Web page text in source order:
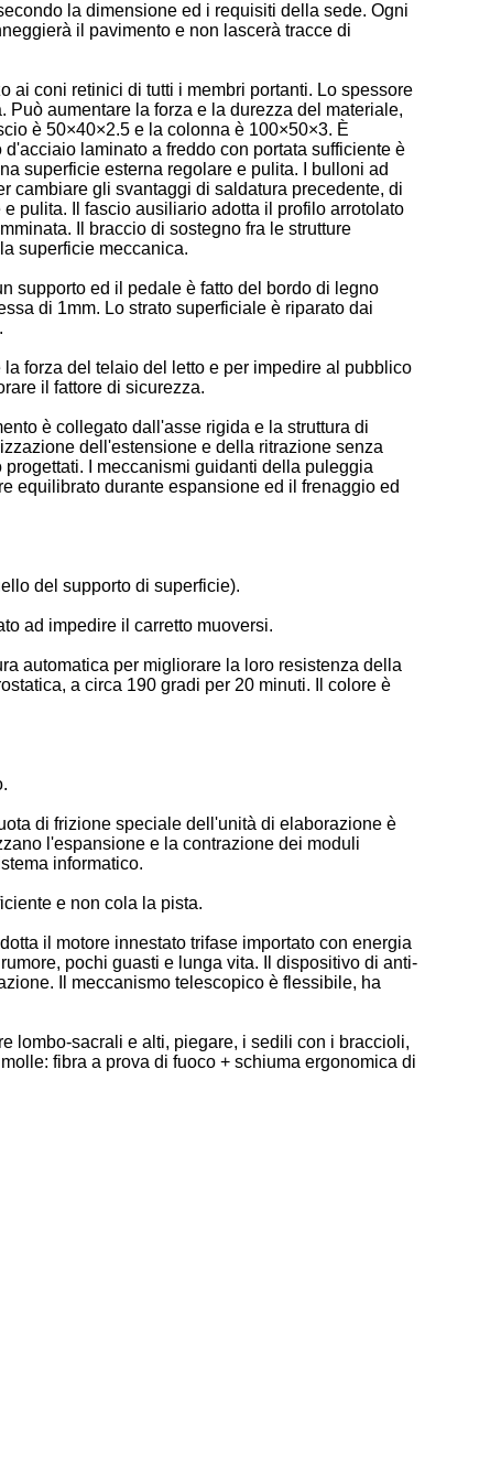
la dimensione ed i requisiti della sede. Ogni
il pavimento e non lascerà tracce di
ai coni retinici di tutti i membri portanti. Lo spessore
aumentare la forza e la durezza del materiale,
è 50×40×2.5 e la colonna è 100×50×3. È
laminato a freddo con portata sufficiente è
superficie esterna regolare e pulita. I bulloni ad
cambiare gli svantaggi di saldatura precedente, di
pulita. Il fascio ausiliario adotta il profilo arrotolato
Il braccio di sostegno fra le strutture
superficie meccanica.
supporto ed il pedale è fatto del bordo di legno
di 1mm. Lo strato superficiale è riparato dai
forza del telaio del letto e per impedire al pubblico
il fattore di sicurezza.
è collegato dall'asse rigida e la struttura di
dell'estensione e della ritrazione senza
I meccanismi guidanti della puleggia
equilibrato durante espansione ed il frenaggio ed
del supporto di superficie).
ad impedire il carretto muoversi.
automatica per migliorare la loro resistenza della
a circa 190 gradi per 20 minuti. Il colore è
di frizione speciale dell'unità di elaborazione è
l'espansione e la contrazione dei moduli
informatico.
e non cola la pista.
il motore innestato trifase importato con energia
pochi guasti e lunga vita. Il dispositivo di anti-
Il meccanismo telescopico è flessibile, ha
lombo-sacrali e alti, piegare, i sedili con i braccioli,
fibra a prova di fuoco + schiuma ergonomica di